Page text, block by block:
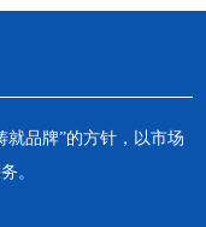
就品牌”的方针，以市场
。